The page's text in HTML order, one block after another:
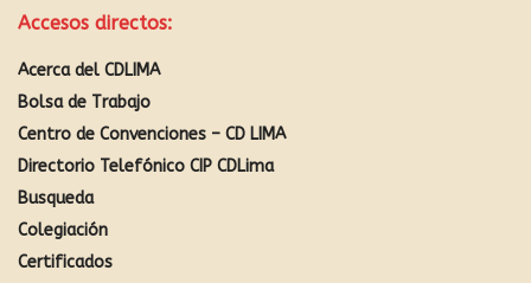
Accesos directos:
Acerca del CDLIMA
Bolsa de Trabajo
Centro de Convenciones – CD LIMA
Directorio Telefónico CIP CDLima
Busqueda
Colegiación
Certificados